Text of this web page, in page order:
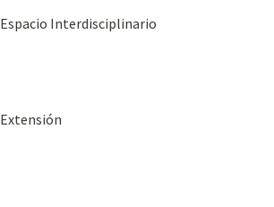
Espacio Interdisciplinario
Extensión